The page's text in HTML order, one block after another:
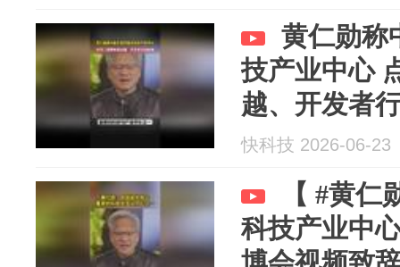
黄仁勋称
技产业中心
越、开发者
快科技 2026-06-23
【 #黄
科技产业中